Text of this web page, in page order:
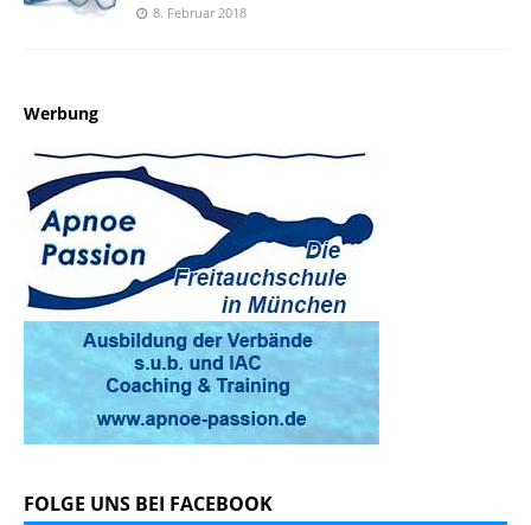
8. Februar 2018
Werbung
FOLGE UNS BEI FACEBOOK